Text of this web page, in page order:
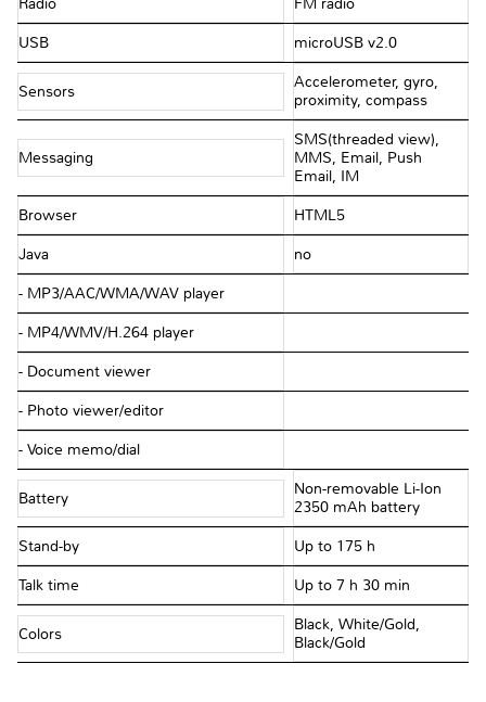
Radio FM radio
USB microUSB v2.0
Sensors
Accelerometer, gyro,
proximity, compass
Messaging
SMS(threaded view),
MMS, Email, Push
Email, IM
Browser HTML5
Java no
- MP3/AAC/WMA/WAV player
- MP4/WMV/H.264 player
- Document viewer
- Photo viewer/editor
- Voice memo/dial
Battery
Non-removable Li-Ion
2350 mAh battery
Stand-by Up to 175 h
Talk time Up to 7 h 30 min
Colors
Black, White/Gold,
Black/Gold